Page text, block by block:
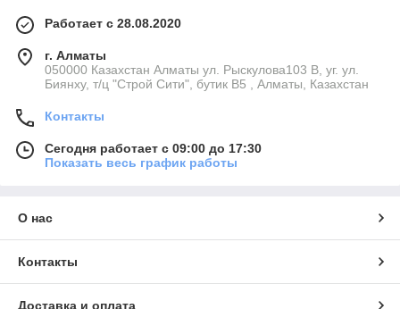
Работает с 28.08.2020
г. Алматы
050000 Казахстан Алматы ул. Рыскулова103 В, уг. ул.
Биянху, т/ц "Строй Сити", бутик В5 , Алматы, Казахстан
Контакты
Сегодня работает с 09:00 до 17:30
Показать весь график работы
О нас
Контакты
Доставка и оплата